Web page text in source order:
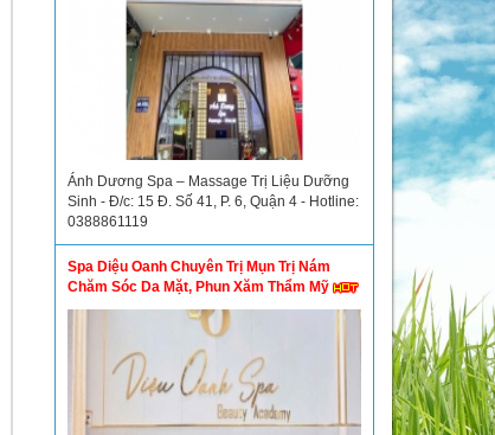
Ánh Dương Spa – Massage Trị Liệu Dưỡng
Sinh - Đ/c: 15 Đ. Số 41, P. 6, Quận 4 - Hotline:
0388861119
Spa Diệu Oanh Chuyên Trị Mụn Trị Nám
Chăm Sóc Da Mặt, Phun Xăm Thẩm Mỹ